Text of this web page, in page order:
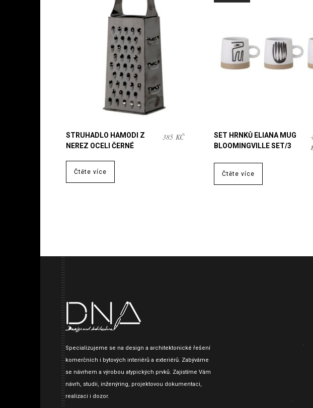
STRUHADLO HAMODI Z
NEREZ OCELI ČERNÉ
385 KČ
Čtěte více
SET HRNKŮ ELIANA MUG
BLOOMINGVILLE SET/3
Čtěte více
Specializujeme se na design a architektonické řešení
komerčních i bytových interiérů a exteriérů. Zabýváme
se návrhem a výrobou atypických prvků. Zajistíme Vám
návrh, studii, inženýring, projektovou dokumentaci,
realizaci i dozor.